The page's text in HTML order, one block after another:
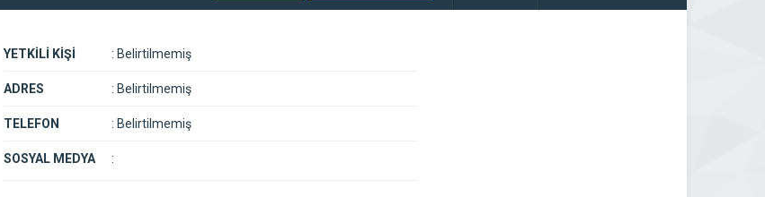
YETKİLİ KİŞİ : Belirtilmemiş
ADRES : Belirtilmemiş
TELEFON : Belirtilmemiş
SOSYAL MEDYA :